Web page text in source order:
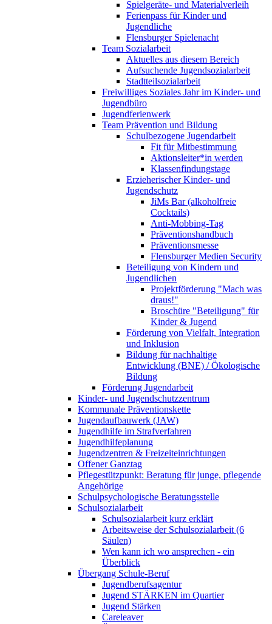
Spielgeräte- und Materialverleih
Ferienpass für Kinder und
Jugendliche
Flensburger Spielenacht
Team Sozialarbeit
Aktuelles aus diesem Bereich
Aufsuchende Jugendsozialarbeit
Stadtteilsozialarbeit
Freiwilliges Soziales Jahr im Kinder- und
Jugendbüro
Jugendferienwerk
Team Prävention und Bildung
Schulbezogene Jugendarbeit
Fit für Mitbestimmung
Aktionsleiter*in werden
Klassenfindungstage
Erzieherischer Kinder- und
Jugendschutz
JiMs Bar (alkoholfreie
Cocktails)
Anti-Mobbing-Tag
Präventionshandbuch
Präventionsmesse
Flensburger Medien Security
Beteiligung von Kindern und
Jugendlichen
Projektförderung "Mach was
draus!"
Broschüre "Beteiligung" für
Kinder & Jugend
Förderung von Vielfalt, Integration
und Inklusion
Bildung für nachhaltige
Entwicklung (BNE) / Ökologische
Bildung
Förderung Jugendarbeit
Kinder- und Jugendschutzzentrum
Kommunale Präventionskette
Jugendaufbauwerk (JAW)
Jugendhilfe im Strafverfahren
Jugendhilfeplanung
Jugendzentren & Freizeiteinrichtungen
Offener Ganztag
Pflegestützpunkt: Beratung für junge, pflegende
Angehörige
Schulpsychologische Beratungsstelle
Schulsozialarbeit
Schulsozialarbeit kurz erklärt
Arbeitsweise der Schulsozialarbeit (6
Säulen)
Wen kann ich wo ansprechen - ein
Überblick
Übergang Schule-Beruf
Jugendberufsagentur
Jugend STÄRKEN im Quartier
Jugend Stärken
Careleaver